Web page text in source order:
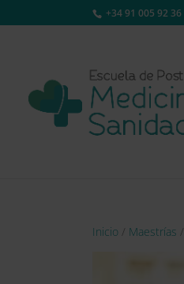
+34 91 005 92 36
Inicio / Maestrías /